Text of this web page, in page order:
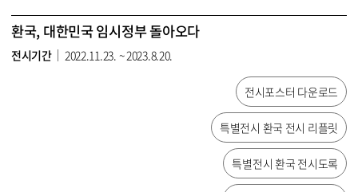
환국, 대한민국 임시정부 돌아오다
전시기간 2022.11.23. ~ 2023.8.20.
전시포스터 다운로드
특별전시 환국 전시 리플릿
특별전시 환국 전시도록